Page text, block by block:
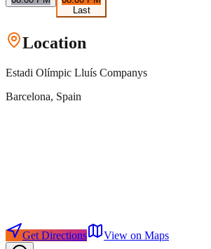
Last
Location
Estadi Olímpic Lluís Companys
Barcelona, Spain
Get Directions View on Maps